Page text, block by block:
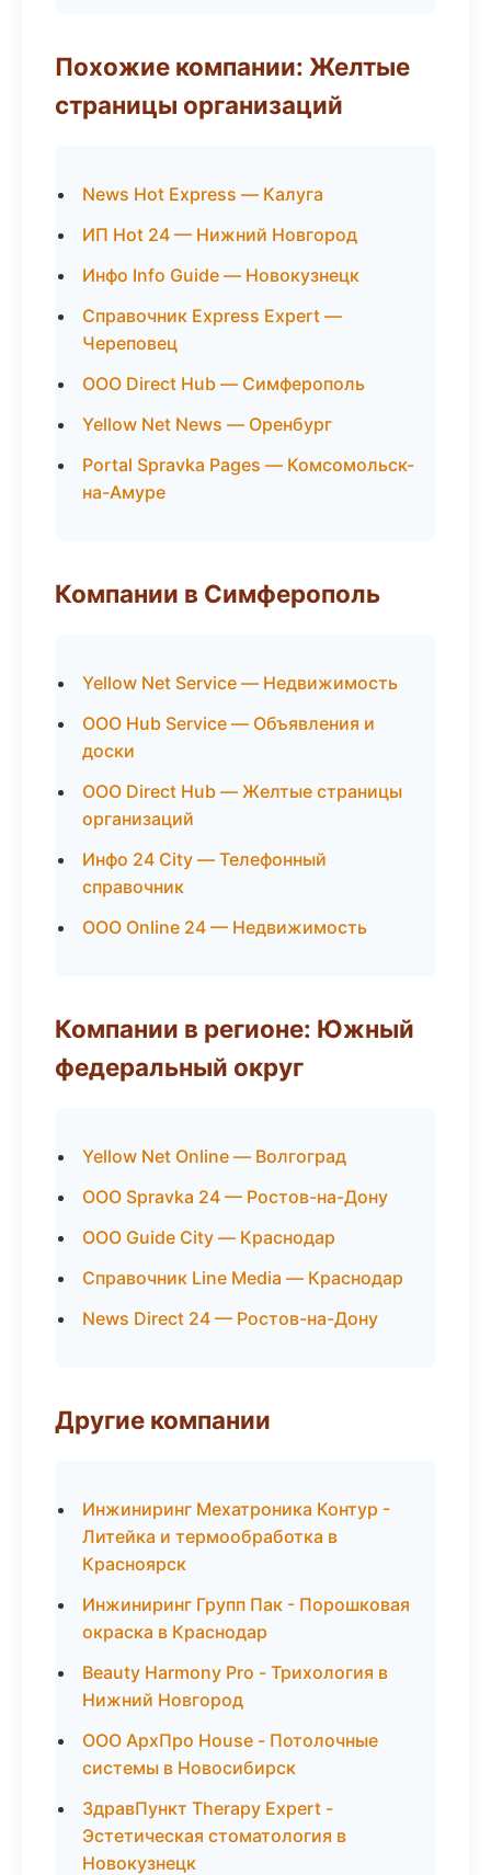
Похожие компании: Желтые
страницы организаций
News Hot Express — Калуга
ИП Hot 24 — Нижний Новгород
Инфо Info Guide — Новокузнецк
Справочник Express Expert —
Череповец
ООО Direct Hub — Симферополь
Yellow Net News — Оренбург
Portal Spravka Pages — Комсомольск-
на-Амуре
Компании в Симферополь
Yellow Net Service — Недвижимость
ООО Hub Service — Объявления и
доски
ООО Direct Hub — Желтые страницы
организаций
Инфо 24 City — Телефонный
справочник
ООО Online 24 — Недвижимость
Компании в регионе: Южный
федеральный округ
Yellow Net Online — Волгоград
ООО Spravka 24 — Ростов-на-Дону
ООО Guide City — Краснодар
Справочник Line Media — Краснодар
News Direct 24 — Ростов-на-Дону
Другие компании
Инжиниринг Мехатроника Контур -
Литейка и термообработка в
Красноярск
Инжиниринг Групп Пак - Порошковая
окраска в Краснодар
Beauty Harmony Pro - Трихология в
Нижний Новгород
ООО АрхПро House - Потолочные
системы в Новосибирск
ЗдравПункт Therapy Expert -
Эстетическая стоматология в
Новокузнецк